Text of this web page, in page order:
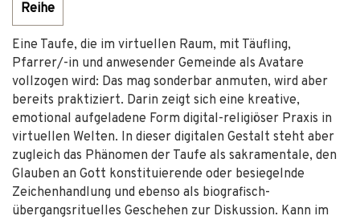
Reihe
Eine Taufe, die im virtuellen Raum, mit Täufling,
Pfarrer/-in und anwesender Gemeinde als Avatare
vollzogen wird: Das mag sonderbar anmuten, wird aber
bereits praktiziert. Darin zeigt sich eine kreative,
emotional aufgeladene Form digital-­religiöser Praxis in
virtuellen Welten. In dieser digitalen Gestalt steht aber
zugleich das Phänomen der Taufe als sakramentale, den
Glauben an Gott konstituierende oder besiegelnde
Zeichenhandlung und ebenso als biografisch-
übergangsrituelles Geschehen zur Diskussion. Kann im